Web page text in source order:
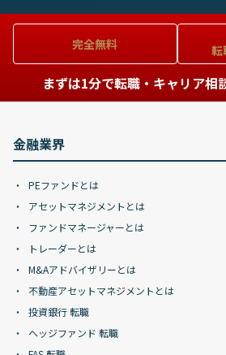
完全無料
転
まずは1分で転職・キャリア相
金融業界
PEファンドとは
アセットマネジメントとは
ファンドマネージャーとは
トレーダーとは
M&Aアドバイザリーとは
不動産アセットマネジメントとは
投資銀行 転職
ヘッジファンド 転職